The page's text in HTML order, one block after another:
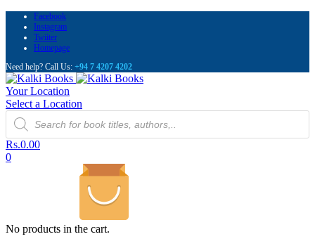
Facebook
Instagram
Twiiter
Homepage
Need help? Call Us: +94 7 4207 4202
Your Location
Select a Location
Products
search
Rs.0.00
0
No products in the cart.